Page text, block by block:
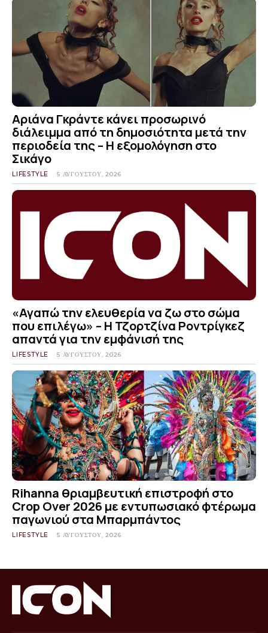
Αριάνα Γκράντε κάνει προσωρινό
διάλειμμα από τη δημοσιότητα μετά την
περιοδεία της – Η εξομολόγηση στο
Σικάγο
LIFESTYLE 5 ΑΥΓΟΎΣΤΟΥ, 2026
«Αγαπώ την ελευθερία να ζω στο σώμα
που επιλέγω» – Η Τζορτζίνα Ροντρίγκεζ
απαντά για την εμφάνισή της
LIFESTYLE 5 ΑΥΓΟΎΣΤΟΥ, 2026
Rihanna θριαμβευτική επιστροφή στο
Crop Over 2026 με εντυπωσιακό φτέρωμα
παγωνιού στα Μπαρμπάντος
LIFESTYLE 5 ΑΥΓΟΎΣΤΟΥ, 2026